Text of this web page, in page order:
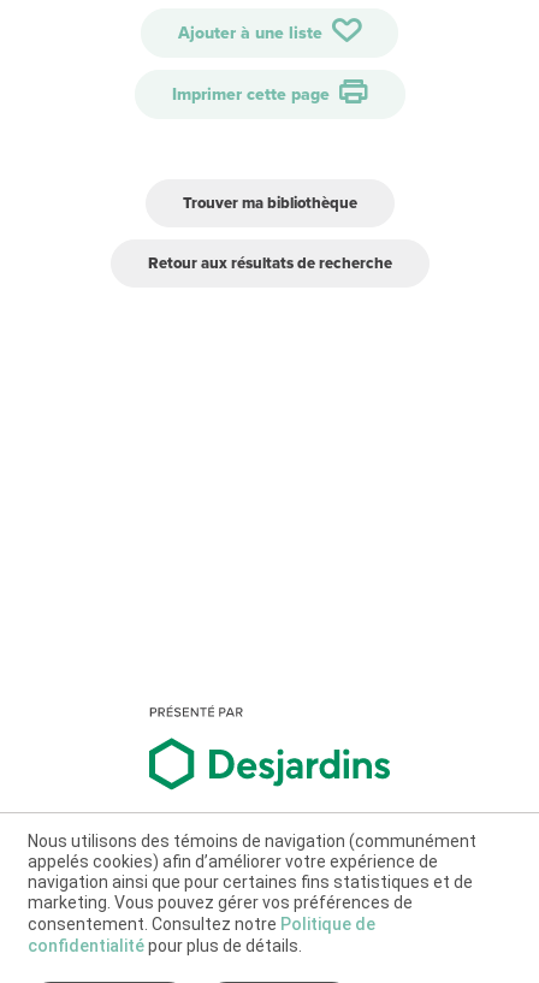
Ajouter à une liste
Imprimer cette page
Trouver ma bibliothèque
Retour aux résultats de recherche
Nous utilisons des témoins de navigation (communément
appelés cookies) afin d’améliorer votre expérience de
navigation ainsi que pour certaines fins statistiques et de
marketing. Vous pouvez gérer vos préférences de
consentement. Consultez notre Politique de
confidentialitépour plus de détails.